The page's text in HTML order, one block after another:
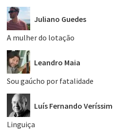
Juliano Guedes
A mulher do lotação
Leandro Maia
Sou gaúcho por fatalidade
Luís Fernando
Linguiça